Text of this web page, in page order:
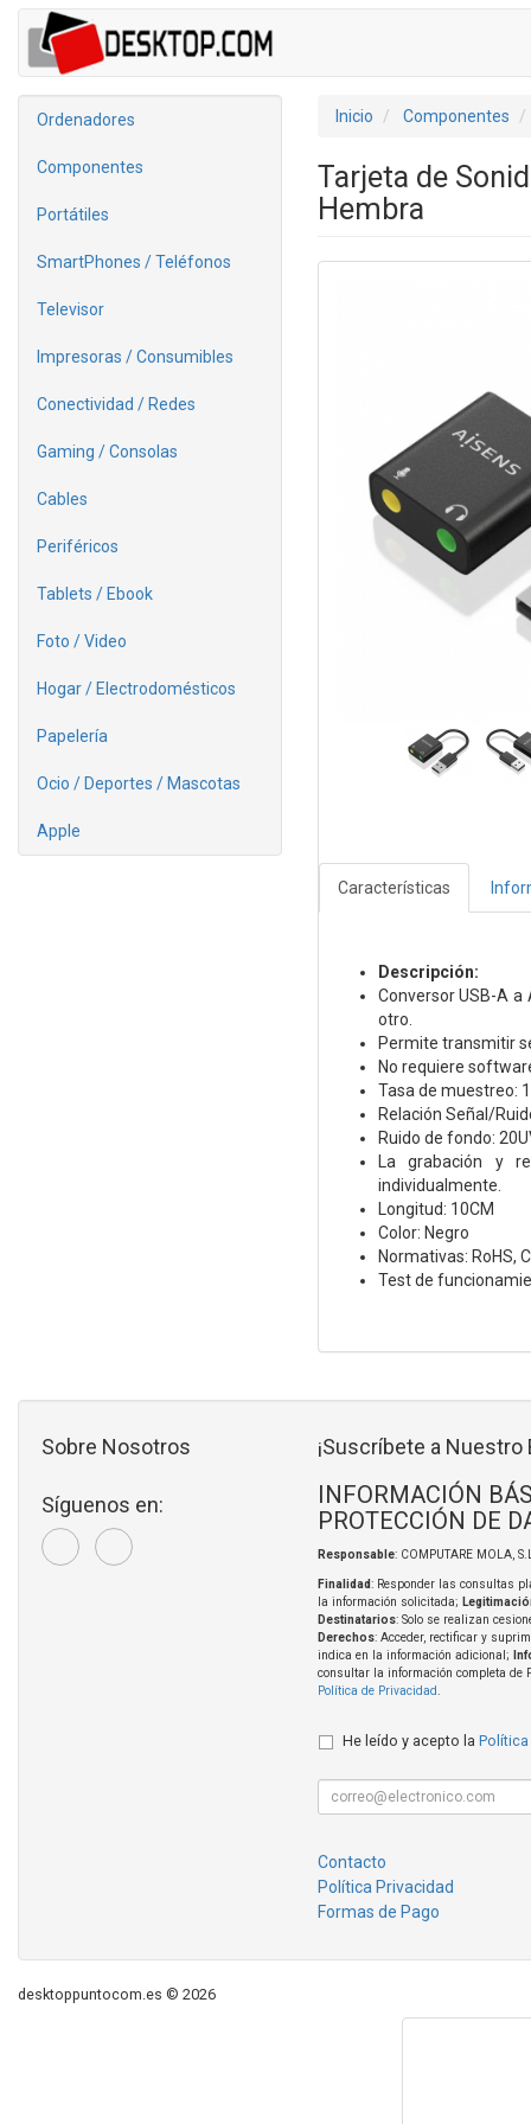
Ordenadores
Componentes
Portátiles
SmartPhones / Teléfonos
Televisor
Impresoras / Consumibles
Conectividad / Redes
Gaming / Consolas
Cables
Periféricos
Tablets / Ebook
Foto / Video
Hogar / Electrodomésticos
Papelería
Ocio / Deportes / Mascotas
Apple
Inicio Componentes
Tarjeta de
Hembra
Características
Descripción:
Conversor USB-A a
otro.
Permite transmitir
No requiere
Tasa de muestreo:
Relación Señal/
Ruido de fondo:
La grabación y
individualmente.
Longitud: 10CM
Color: Negro
Normativas: RoHS,
Test de
Sobre Nosotros
Síguenos en:
¡Suscríbete a Nuestro
INFORMACIÓN
PROTECCIÓN DE
Responsable: COMPUTARE MOLA,
Finalidad: Responder las consultas
la información solicitada;
Destinatarios: Solo se realizan
Derechos: Acceder, rectificar y
indica en la información adicional;
consultar la información completa de
Política de Privacidad
He leído y acepto la Política
Contacto
Política Privacidad
Formas de Pago
desktoppuntocom.es © 2026